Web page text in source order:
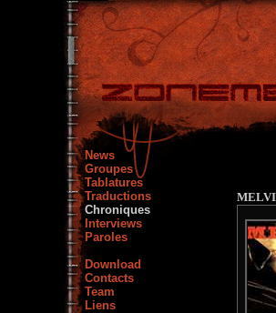
News
Groupes
Tablatures
Traductions
Chroniques
Interviews
Paroles
Download
Contacts
Team
Liens